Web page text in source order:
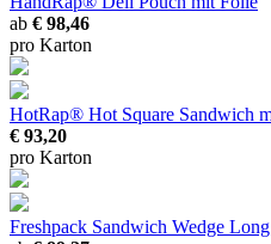
ab € 98,46
pro Karton
HotRap® Hot Square Sandwich
€ 93,20
pro Karton
Freshpack Sandwich Wedge